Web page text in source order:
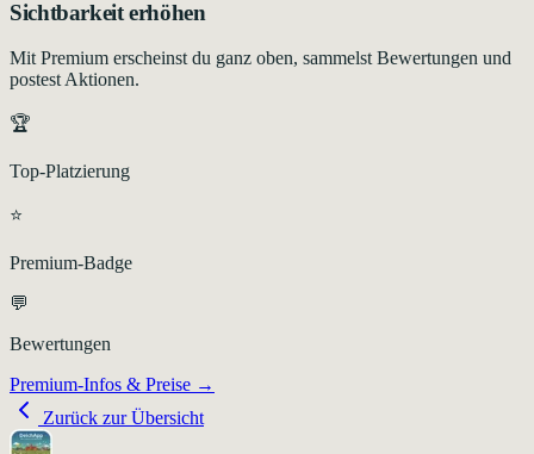
Sichtbarkeit erhöhen
Mit Premium erscheinst du ganz oben, sammelst Bewertungen und
postest Aktionen.
🏆
Top-Platzierung
⭐
Premium-Badge
💬
Bewertungen
Premium-Infos & Preise →
Zurück zur Übersicht